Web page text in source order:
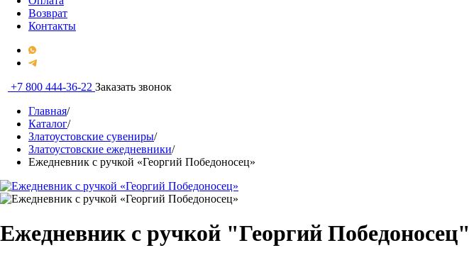
Возврат
Контакты
+7 800 444-36-22 Заказать звонок
Главная/
Каталог/
Златоустовские сувениры/
Златоустовские ежедневники/
Ежедневник с ручкой «Георгий Победоносец»
Ежедневник с ручкой "Георгий Победоносец"